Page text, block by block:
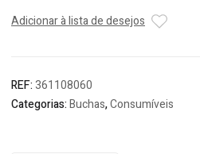
Adicionar à lista de desejos
REF:361108060
Categorias:Buchas,Consumíveis